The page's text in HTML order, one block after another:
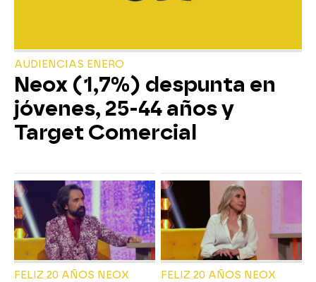
AUDIENCIAS ENERO
Neox (1,7%) despunta en
jóvenes, 25-44 años y
Target Comercial
FELIZ 20 AÑOS NEOX FELIZ 20 AÑOS NEOX